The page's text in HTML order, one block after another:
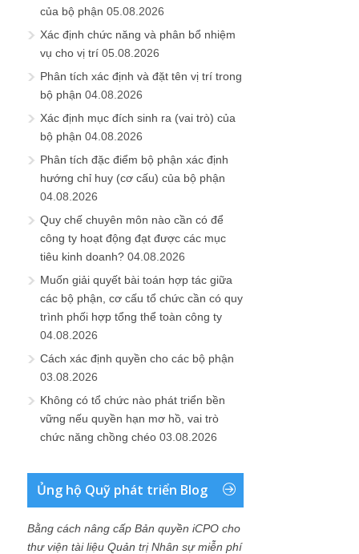
của bộ phận 05.08.2026
Xác định chức năng và phân bổ nhiệm
vụ cho vị trí 05.08.2026
Phân tích xác định và đặt tên vị trí trong
bộ phận 04.08.2026
Xác định mục đích sinh ra (vai trò) của
bộ phận 04.08.2026
Phân tích đặc điểm bộ phận xác định
hướng chỉ huy (cơ cấu) của bộ phận
04.08.2026
Quy chế chuyên môn nào cần có để
công ty hoạt động đạt được các mục
tiêu kinh doanh? 04.08.2026
Muốn giải quyết bài toán hợp tác giữa
các bộ phận, cơ cấu tổ chức cần có quy
trình phối hợp tổng thể toàn công ty
04.08.2026
Cách xác định quyền cho các bộ phận
03.08.2026
Không có tổ chức nào phát triển bền
vững nếu quyền hạn mơ hồ, vai trò
chức năng chồng chéo 03.08.2026
Ủng hộ Quỹ phát triển Blog
Bằng cách nâng cấp Bản quyền iCPO cho
thư viện tài liệu Quản trị Nhân sự miễn phí